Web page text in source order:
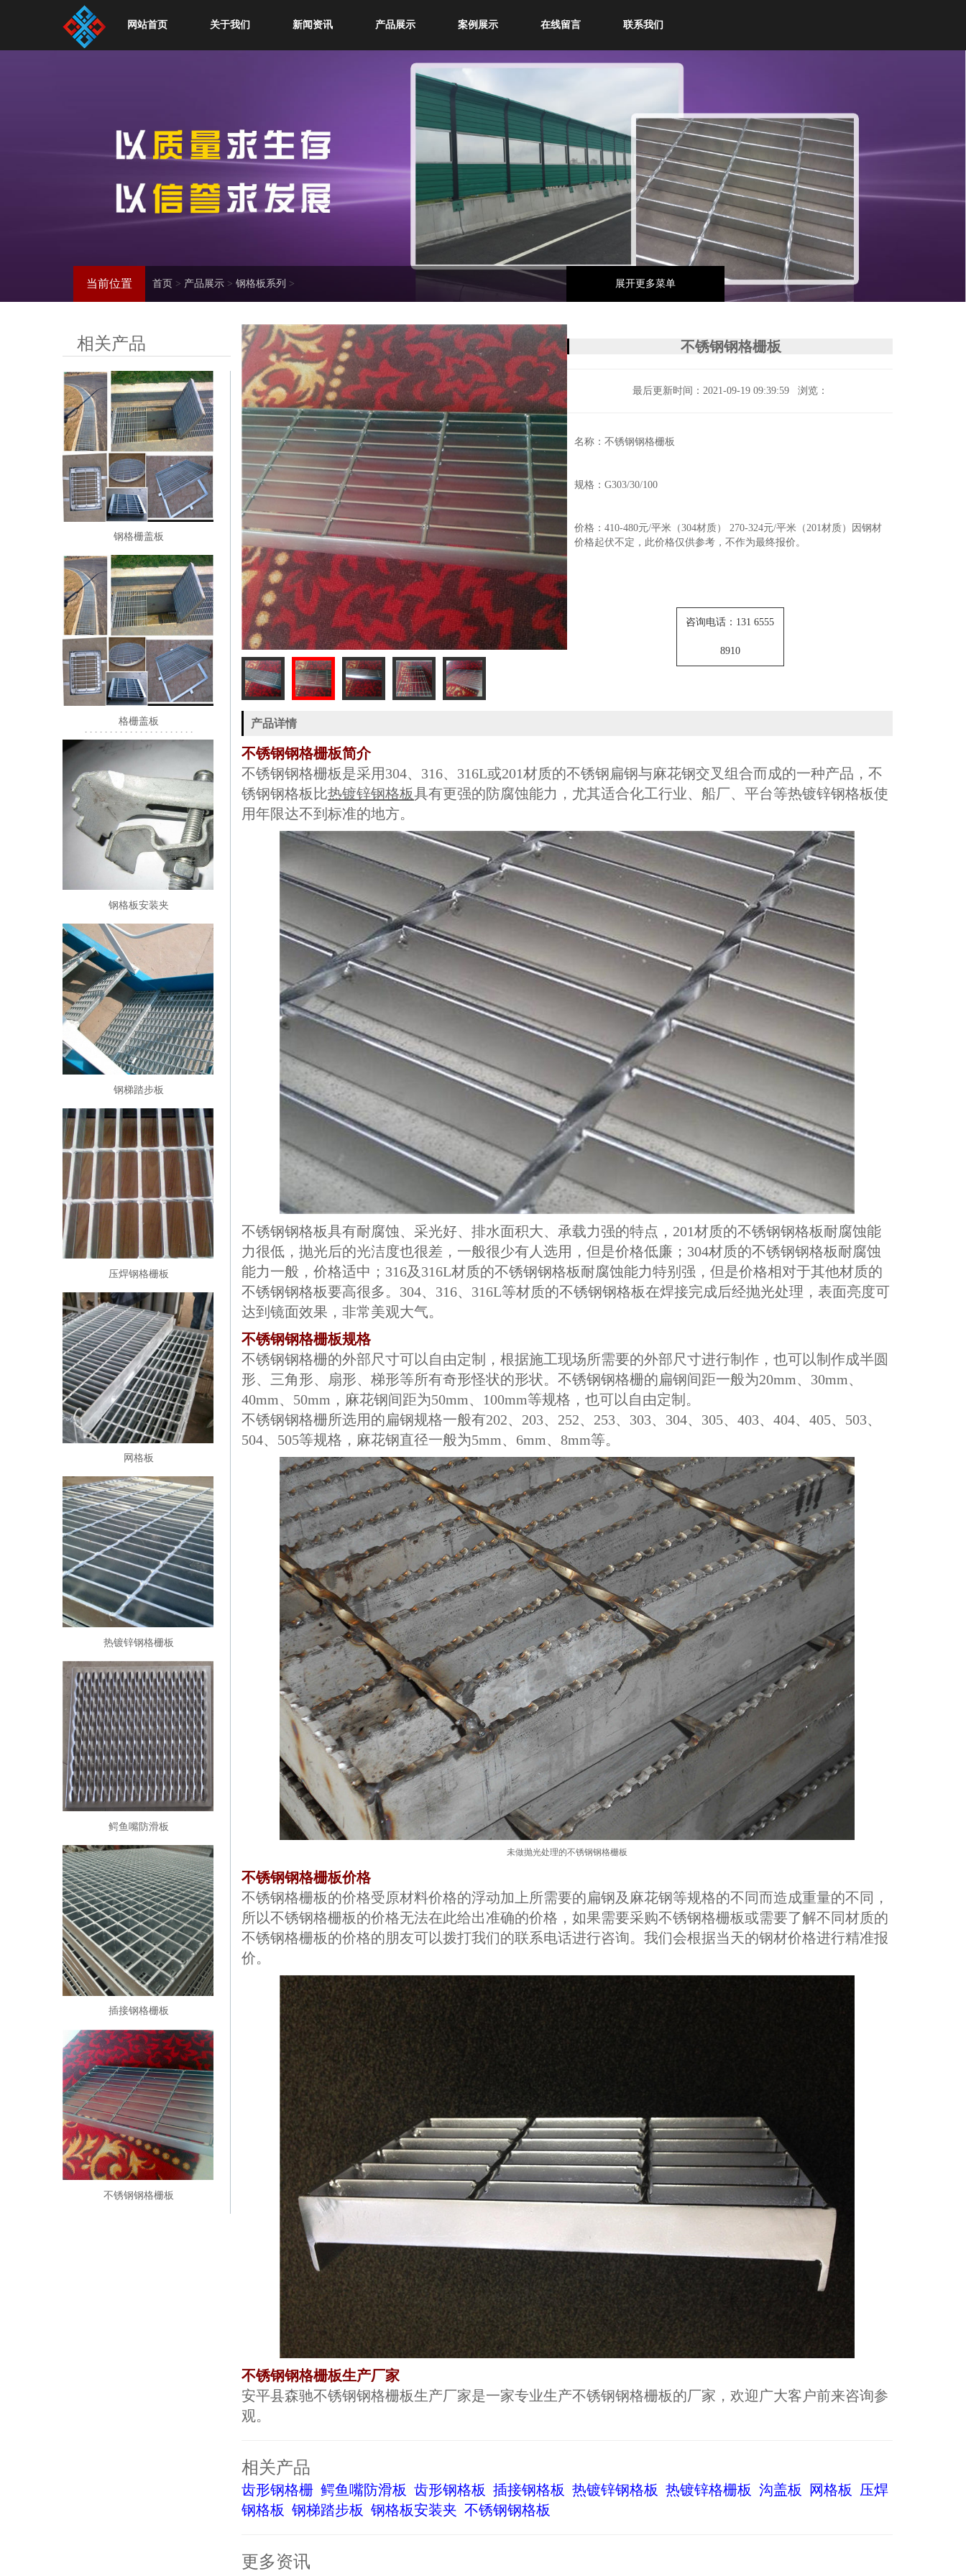
网站首页 关于我们 新闻资讯 产品展示 案例展示 在线留言 联系我们
当前位置 首页 > 产品展示 > 钢格板系列 > 展开更多菜单
不锈钢钢格栅板
最后更新时间：2021-09-19 09:39:59 浏览：
名称：不锈钢钢格栅板
规格：G303/30/100
价格：410-480元/平米（304材质） 270-324元/平米（201材质）因钢材
价格起伏不定，此价格仅供参考，不作为最终报价。
咨询电话：131 6555
8910
产品详情
不锈钢钢格栅板简介
不锈钢钢格栅板是采用304、316、316L或201材质的不锈钢扁钢与麻花钢交叉组合而成的一种产品，不
锈钢钢格板比热镀锌钢格板具有更强的防腐蚀能力，尤其适合化工行业、船厂、平台等热镀锌钢格板使
用年限达不到标准的地方。
不锈钢钢格板具有耐腐蚀、采光好、排水面积大、承载力强的特点，201材质的不锈钢钢格板耐腐蚀能
力很低，抛光后的光洁度也很差，一般很少有人选用，但是价格低廉；304材质的不锈钢钢格板耐腐蚀
能力一般，价格适中；316及316L材质的不锈钢钢格板耐腐蚀能力特别强，但是价格相对于其他材质的
不锈钢钢格板要高很多。304、316、316L等材质的不锈钢钢格板在焊接完成后经抛光处理，表面亮度可
达到镜面效果，非常美观大气。
不锈钢钢格栅板规格
不锈钢钢格栅的外部尺寸可以自由定制，根据施工现场所需要的外部尺寸进行制作，也可以制作成半圆
形、三角形、扇形、梯形等所有奇形怪状的形状。不锈钢钢格栅的扁钢间距一般为20mm、30mm、
40mm、50mm，麻花钢间距为50mm、100mm等规格，也可以自由定制。
不锈钢钢格栅所选用的扁钢规格一般有202、203、252、253、303、304、305、403、404、405、503、
504、505等规格，麻花钢直径一般为5mm、6mm、8mm等。
未做抛光处理的不锈钢钢格栅板
不锈钢钢格栅板价格
不锈钢格栅板的价格受原材料价格的浮动加上所需要的扁钢及麻花钢等规格的不同而造成重量的不同，
所以不锈钢格栅板的价格无法在此给出准确的价格，如果需要采购不锈钢格栅板或需要了解不同材质的
不锈钢格栅板的价格的朋友可以拨打我们的联系电话进行咨询。我们会根据当天的钢材价格进行精准报
价。
不锈钢钢格栅板生产厂家
安平县森驰不锈钢钢格栅板生产厂家是一家专业生产不锈钢钢格栅板的厂家，欢迎广大客户前来咨询参
观。
相关产品
齿形钢格栅 鳄鱼嘴防滑板 齿形钢格板 插接钢格板 热镀锌钢格板 热镀锌格栅板 沟盖板 网格板
压焊
钢格板 钢梯踏步板 钢格板安装夹 不锈钢钢格板
更多资讯
相关产品
钢格栅盖板
格栅盖板
1111111111111111111111
钢格板安装夹
钢梯踏步板
压焊钢格栅板
网格板
热镀锌钢格栅板
鳄鱼嘴防滑板
插接钢格栅板
不锈钢钢格栅板